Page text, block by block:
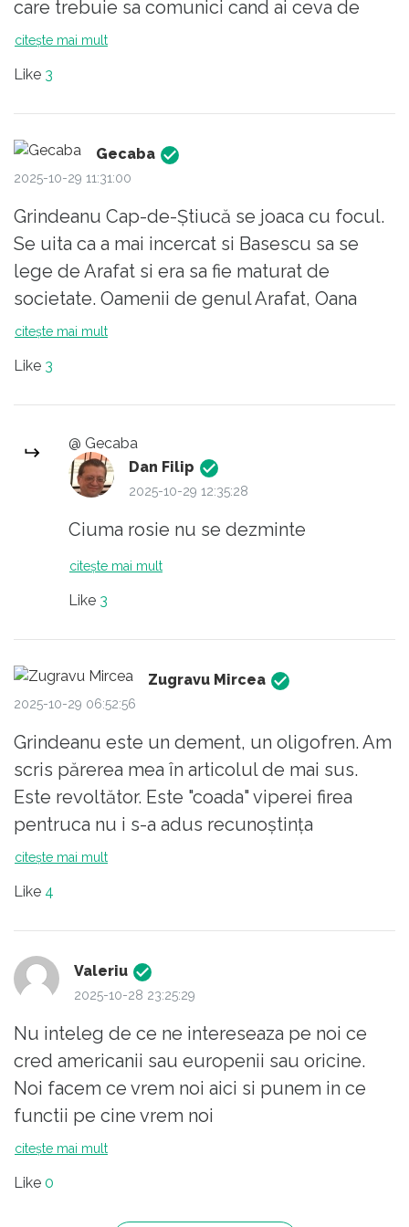
care trebuie sa comunici cand ai ceva de
spus. Raspicat sa inteleaga pana si idiotii, fie
citește mai mult
Like 3
Gecaba
2025-10-29 11:31:00
Grindeanu Cap-de-Știucă se joaca cu focul.
Se uita ca a mai incercat si Basescu sa se
lege de Arafat si era sa fie maturat de
societate. Oamenii de genul Arafat, Oana
Gheorghiu sunt deja eroii tarii, te iei de ei, te
citește mai mult
Like 3
@ Gecaba
Dan Filip
2025-10-29 12:35:28
Ciuma rosie nu se dezminte
citește mai mult
Like 3
Zugravu Mircea
2025-10-29 06:52:56
Grindeanu este un dement, un oligofren. Am
scris părerea mea în articolul de mai sus.
Este revoltător. Este "coada" viperei firea
pentruca nu i s-a adus recunoștința
nemeritata pentru acceptul construcției
momentan numele, scuze. Bagdazar, iată mi-
amamintit. Și poate și psd, cu prim ministrul
de atunci, nu contează numele, ar fi avut
nonparticiparea la acest proiect. Trump, ca și
grindeanu este înjurat permanent de oamenii
cu bun simț, antifascisti, antidictatori. Toate
laudele aduse lui trump sunt ipocrite. Iar
majoritatea lor sunt autoaprecieri,
caracteristice unui infatuat fanfaron dement
citește mai mult
Like 4
Valeriu
2025-10-28 23:25:29
Nu inteleg de ce ne intereseaza pe noi ce
cred americanii sau europenii sau oricine.
Noi facem ce vrem noi aici si punem in ce
functii pe cine vrem noi
citește mai mult
Like 0